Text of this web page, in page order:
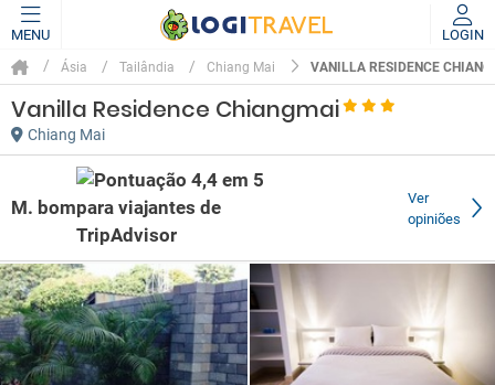
MENU LOGIN
Ásia Tailândia Chiang Mai VANILLA RESIDENCE
Vanilla Residence Chiangmai
Chiang Mai
M. bom
Ver
opiniões